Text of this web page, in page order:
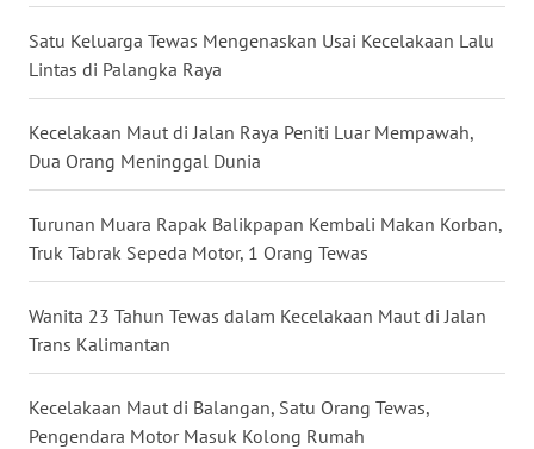
Satu Keluarga Tewas Mengenaskan Usai Kecelakaan Lalu
Lintas di Palangka Raya
Kecelakaan Maut di Jalan Raya Peniti Luar Mempawah,
Dua Orang Meninggal Dunia
Turunan Muara Rapak Balikpapan Kembali Makan Korban,
Truk Tabrak Sepeda Motor, 1 Orang Tewas
Wanita 23 Tahun Tewas dalam Kecelakaan Maut di Jalan
Trans Kalimantan
Kecelakaan Maut di Balangan, Satu Orang Tewas,
Pengendara Motor Masuk Kolong Rumah
WN
BABEL
WN
SUMSEL
BENGKULU
LAMPUNG